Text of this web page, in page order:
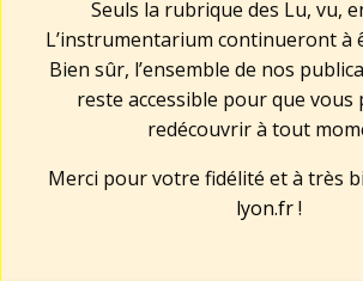
Seuls la rubrique des Lu, vu,
L’instrumentarium continueront à
Bien sûr, l’ensemble de nos
reste accessible pour que vous
redécouvrir à tout
Merci pour votre fidélité et à très
lyon.fr!